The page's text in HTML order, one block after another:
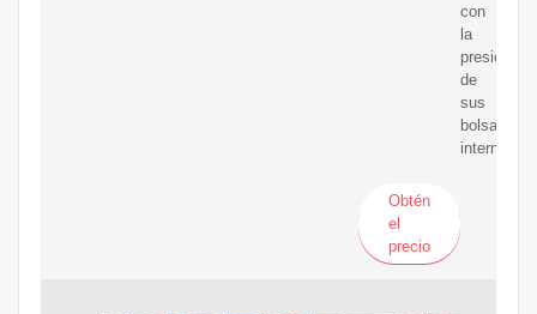
con
la
presión
de
sus
bolsas
internas
Obtén
el
precio